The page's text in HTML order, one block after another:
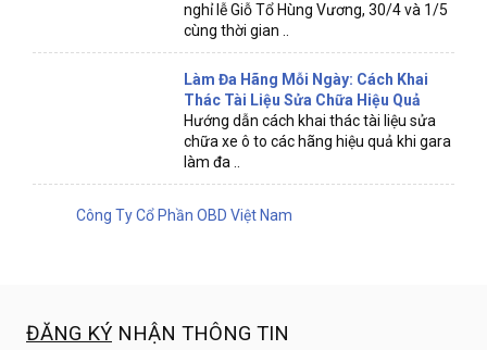
nghỉ lễ Giỗ Tổ Hùng Vương, 30/4 và 1/5
cùng thời gian ..
Làm Đa Hãng Mỗi Ngày: Cách Khai
Thác Tài Liệu Sửa Chữa Hiệu Quả
Hướng dẫn cách khai thác tài liệu sửa
chữa xe ô to các hãng hiệu quả khi gara
làm đa ..
Công Ty Cổ Phần OBD Việt Nam
ĐĂNG KÝ NHẬN THÔNG TIN